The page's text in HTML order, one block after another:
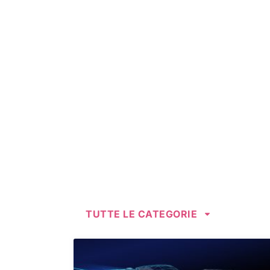
TUTTE LE CATEGORIE